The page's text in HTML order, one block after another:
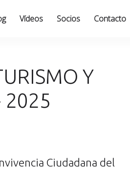
Vídeos Socios Contacto
Y
2025
Ciudadana del